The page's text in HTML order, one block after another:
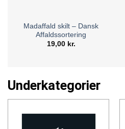
Madaffald skilt – Dansk
Affaldssortering
19,00 kr.